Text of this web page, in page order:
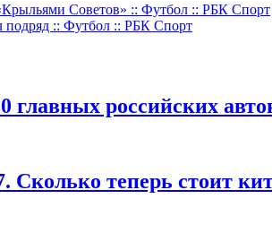
Советов» :: Футбол :: РБК Спорт
подряд :: Футбол :: РБК Спорт
главных российских
Сколько теперь стоит